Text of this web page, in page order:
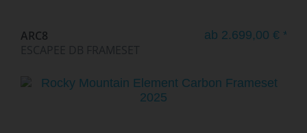
ARC8
ESCAPEE DB FRAMESET
ab 2.699,00 € *